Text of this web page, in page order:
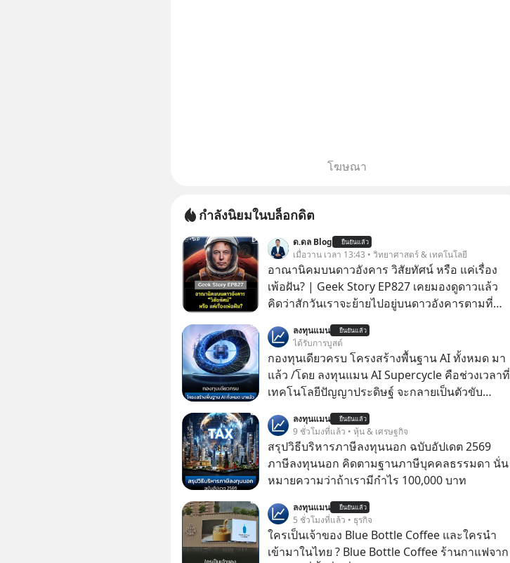
โฆษณา
กำลังนิยมในบล็อกดิต
ด.ดล Blog ยืนยันแล้ว
เมื่อวาน เวลา 13:43 • วิทยาศาสตร์ & เทคโนโลยี
อาณานิคมบนดาวอังคาร วิสัยทัศน์ หรือ แค่เรื่อง
เพ้อฝัน? | Geek Story EP827 เคยมองดูดาวแล้ว
คิดว่าสักวันเราจะย้ายไปอยู่บนดาวอังคารตามที่
ฝันที่มหาเศรษฐีซิลิคอนแวลลีย์วาดไว้ว่ามนุษย์นับ
ล้านจะไปสร้างอาณานิคมใหม่ ล้อมรอบด้วย
เทคโนโลยีสุดล้ำ อาจจะฟังดูน่าตื่นเต้น แต่ความ
จริงที่ถูกซ่อนไว้ใต้พรมคือ ดาวอังคารเป็นเพียงนรก
ผู้นำเทคโนโลยีถึงยังพยายามหลอกขายฝันลมๆ
แล้งๆ นี้ให้กับคนทั้งโลก พวกเขากำลังซ่อนความ
ลับอะไรไว้เบื้องหลังโปรเจกต์อวกาศที่ผลาญ
ทรัพยากรมหาศาล วันนี้เราจะมากะเทาะเปลือก
ความลวงโลกนี้กัน ใครที่คิดว่าอนาคตของ
มนุษยชาติอยู่บนดาวดวงอื่น เลือกฟังกันได้เลยนะ
ครับ อย่าลืมกด Follow ติดตาม PodCast ช่อง
Geek Forever’s Podcast ของผมกันด้วยนะครับ
🎧 ฟังผ่าน Spotify :
ลงทุนแมน ยืนยันแล้ว
ได้รับการบูสต์
กองทุนเดียวครบ โครงสร้างพื้นฐาน AI ทั้งหมด มา
แล้ว /โดย ลงทุนแมน AI Supercycle คือช่วงเวลาที่
เทคโนโลยีปัญญาประดิษฐ์ จะกลายเป็นตัวขับ
ชีวิตของผู้คนอย่างยาวนานต่อจากนี้
ลงทุนแมน ยืนยันแล้ว
9 ชั่วโมงที่แล้ว • หุ้น & เศรษฐกิจ
สรุปวิธีบริหารภาษีลงทุนนอก ฉบับอัปเดต 2569
ภาษีลงทุนนอก คิดตามฐานภาษีบุคคลธรรมดา นั่น
หมายความว่าถ้าเรามีกำไร 100,000 บาท
ลงทุนแมน ยืนยันแล้ว
5 ชั่วโมงที่แล้ว • ธุรกิจ
ใครเป็นเจ้าของ Blue Bottle Coffee และใครนำ
เข้ามาในไทย ? Blue Bottle Coffee ร้านกาแฟจาก